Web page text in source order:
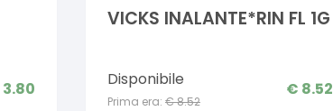
3.80
VICKS INALANTE*RIN FL 1G
Disponibile
Prima era: €8.52
€ 8.52